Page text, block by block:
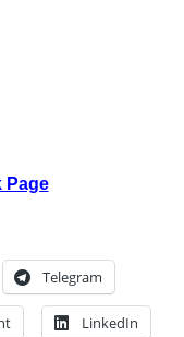
Page
Telegram
LinkedIn